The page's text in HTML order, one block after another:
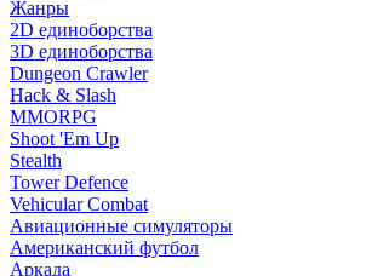
Жанры
2D единоборства
3D единоборства
Dungeon Crawler
Hack & Slash
MMORPG
Shoot 'Em Up
Stealth
Tower Defence
Vehicular Combat
Авиационные симуляторы
Американский футбол
Аркада